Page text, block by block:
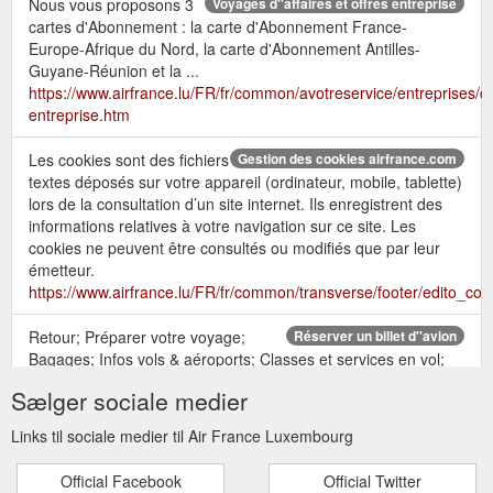
cartes d'Abonnement : la carte d'Abonnement France-
Europe-Afrique du Nord, la carte d'Abonnement Antilles-
Guyane-Réunion et la ...
https://www.airfrance.lu/FR/fr/common/avotreservice/entreprises/
entreprise.htm
Gestion des cookies airfrance.com
Les cookies sont des fichiers
textes déposés sur votre appareil (ordinateur, mobile, tablette)
lors de la consultation d’un site internet. Ils enregistrent des
informations relatives à votre navigation sur ce site. Les
cookies ne peuvent être consultés ou modifiés que par leur
émetteur.
https://www.airfrance.lu/FR/fr/common/transverse/footer/
Réserver un billet d''avion
Retour; Préparer votre voyage;
Bagages; Infos vols & aéroports; Classes et services en vol;
voyage Travel By Air France
aeroportDepart=LUX&aeroportArrivee=DXB
Sælger sociale medier
Links til sociale medier til Air France Luxembourg
Official Facebook Official Twitter